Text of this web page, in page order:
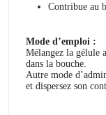
Contribue au
Mode d’emploi :
Mélangez la gélule
dans la bouche.
Autre mode
et dispersez son